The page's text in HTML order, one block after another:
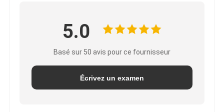
5.0
Basé sur 50 avis pour ce fournisseur
Écrivez un examen